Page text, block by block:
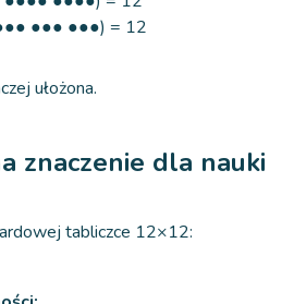
●●● ●●●) = 12
ułożona.
znaczenie dla nauki
tabliczce 12×12: